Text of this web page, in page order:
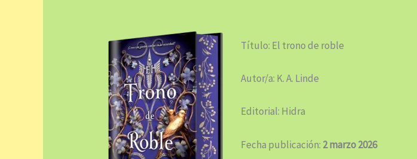
Título: El trono de roble
Autor/a: K. A. Linde
Editorial: Hidra
Fecha publicación: 2 marzo 2026